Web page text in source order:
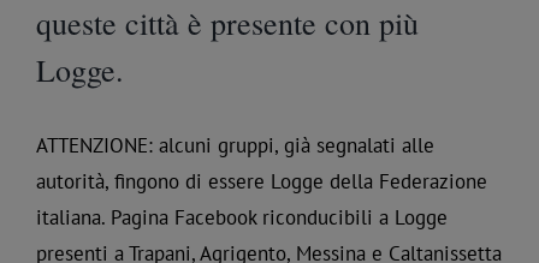
queste città è presente con più
Logge.
ATTENZIONE: alcuni gruppi, già segnalati alle
autorità, fingono di essere Logge della Federazione
italiana. Pagina Facebook riconducibili a Logge
presenti a Trapani, Agrigento, Messina e Caltanissetta